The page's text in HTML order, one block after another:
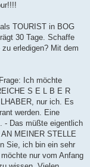
TOURIST in BOG
30 Tage. Schaffe
erledigen? Mit dem
Ich möchte
S E L B E R
nur ich. Es
werden. Eine
- Das müßte eigentlich
MEINER STELLE
Sie, ich bin ein sehr
nur vom Anfang